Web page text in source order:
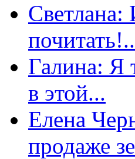
Светлана:
Галина: Я
в этой...
Елена
продаже